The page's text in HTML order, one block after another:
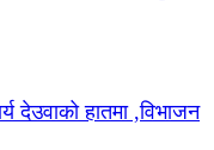
देउवाको हातमा ,विभाजन